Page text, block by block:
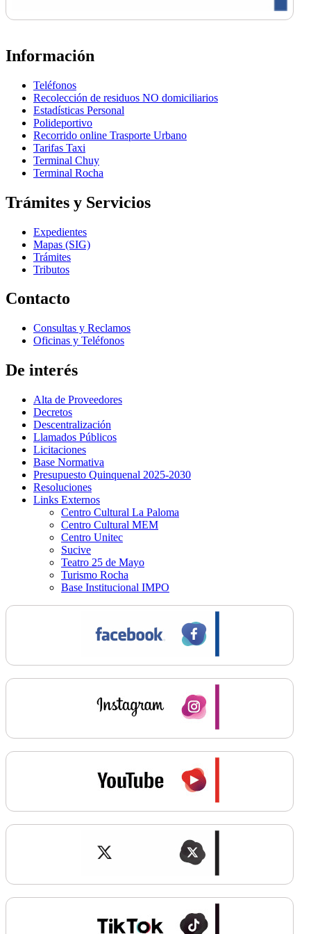
Información
Teléfonos
Recolección de residuos NO domiciliarios
Estadísticas Personal
Polideportivo
Recorrido online Trasporte Urbano
Tarifas Taxi
Terminal Chuy
Terminal Rocha
Trámites y Servicios
Expedientes
Mapas (SIG)
Trámites
Tributos
Contacto
Consultas y Reclamos
Oficinas y Teléfonos
De interés
Alta de Proveedores
Decretos
Descentralización
Llamados Públicos
Licitaciones
Base Normativa
Presupuesto Quinquenal 2025-2030
Resoluciones
Links Externos
Centro Cultural La Paloma
Centro Cultural MEM
Centro Unitec
Sucive
Teatro 25 de Mayo
Turismo Rocha
Base Institucional IMPO